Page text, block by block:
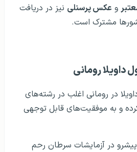
و عکس پرسنلی نیز در دریافت
مشترک است.
داویلا رومانی
در رومانی اغلب در رشته‌های
و به موفقیت‌های قابل توجهی
در آزمایشات سرطان رحم